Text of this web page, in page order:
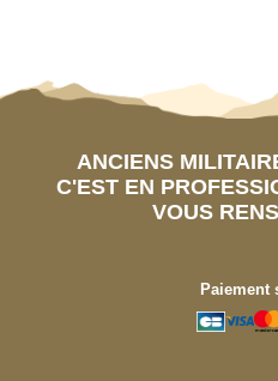
ANCIENS
C'EST EN
VOUS
Paiement